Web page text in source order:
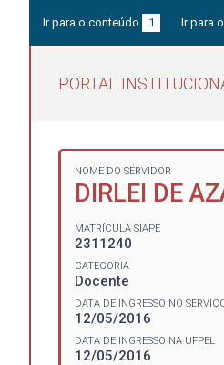
Ir para o conteúdo 1 Ir para
PORTAL
NOME DO SERVIDOR
DIRLEI DE
MATRÍCULA SIAPE
2311240
CATEGORIA
Docente
DATA DE INGRESSO NO
12/05/2016
DATA DE INGRESSO NA UFPEL
12/05/2016